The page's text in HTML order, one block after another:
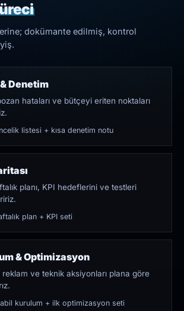
dokümante edilmiş, kontrol
Denetim
hataları ve bütçeyi eriten noktaları
listesi + kısa denetim notu
planı, KPI hedeflerini ve testleri
plan + KPI seti
& Optimizasyon
reklam ve teknik aksiyonları plana göre
kurulum + ilk optimizasyon seti